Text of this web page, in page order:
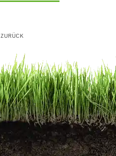
ZURÜCK